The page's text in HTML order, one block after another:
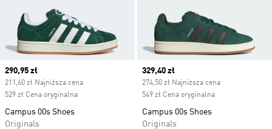
Current price
290,95 zł
211,60 zł Najniższa cena
529 zł Cena oryginalna
Campus 00s Shoes
Originals
Current price
329,40 zł
274,50 zł Najniższa cena
549 zł Cena oryginalna
Campus 00s Shoes
Originals